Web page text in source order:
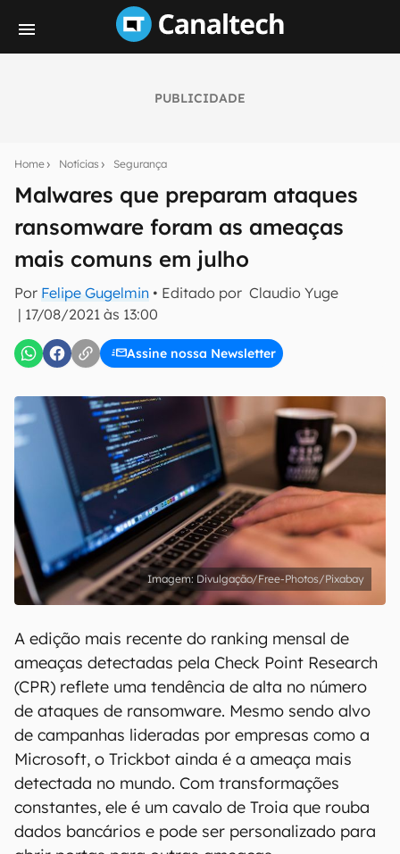
PUBLICIDADE
Home Notícias Segurança
Malwares que preparam ataques
ransomware foram as ameaças
mais comuns em julho
Por Felipe Gugelmin • Editado por Claudio Yuge
| 17/08/2021 às 13:00
Assine nossa Newsletter
notícias e reviews sobre tecnologia em primeira
mão.
E-mail
inscreva-se
Confirmo que li, aceito e concordo com os Termos de
Uso e Política de Privacidade do Canaltech.
Divulgação/Free-Photos/Pixabay
A edição mais recente do ranking mensal de
ameaças detectadas pela Check Point Research
(CPR) reflete uma tendência de alta no número
de ataques de ransomware. Mesmo sendo alvo
de campanhas lideradas por empresas como a
Microsoft, o Trickbot ainda é a ameaça mais
detectada no mundo. Com transformações
constantes, ele é um cavalo de Troia que rouba
dados bancários e pode ser personalizado para